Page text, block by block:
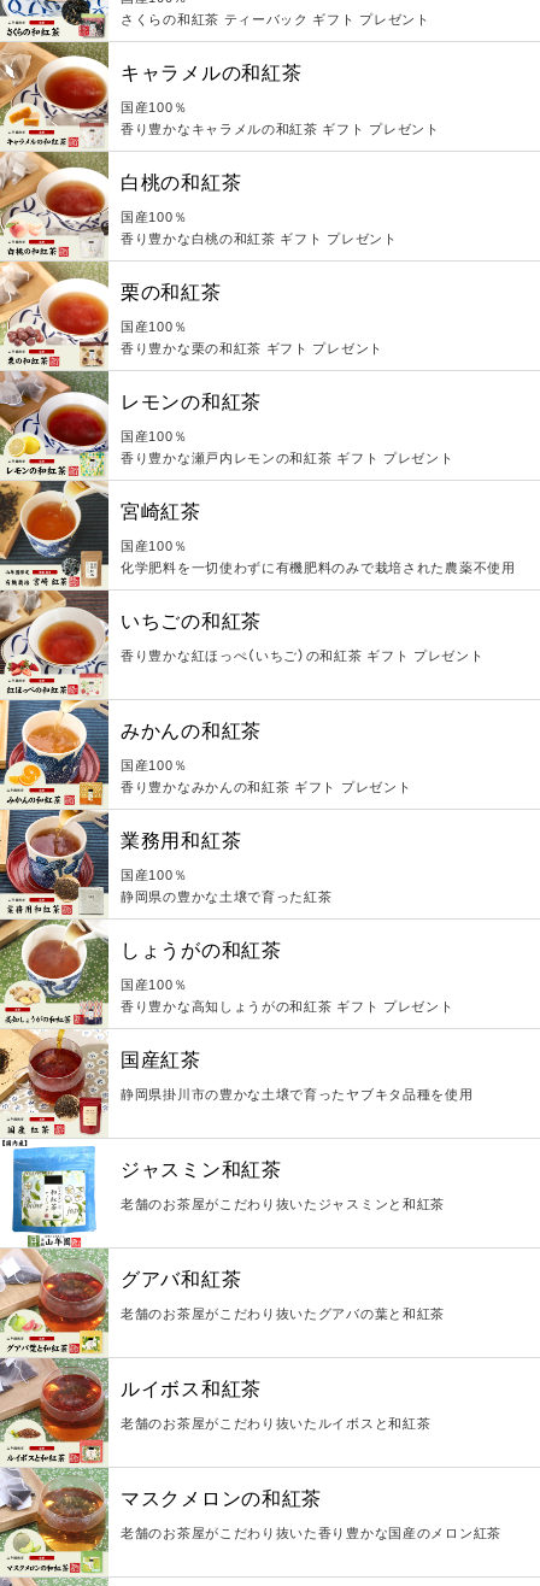
さくらの和紅茶 ティーバック ギフト プレゼント
キャラメルの和紅茶
国産100％
香り豊かなキャラメルの和紅茶 ギフト プレゼント
白桃の和紅茶
国産100％
香り豊かな白桃の和紅茶 ギフト プレゼント
栗の和紅茶
国産100％
香り豊かな栗の和紅茶 ギフト プレゼント
レモンの和紅茶
国産100％
香り豊かな瀬戸内レモンの和紅茶 ギフト プレゼント
宮崎紅茶
国産100％
化学肥料を一切使わずに有機肥料のみで栽培された農薬不使用
いちごの和紅茶
香り豊かな紅ほっぺ（いちご）の和紅茶 ギフト プレゼント
みかんの和紅茶
国産100％
香り豊かなみかんの和紅茶 ギフト プレゼント
業務用和紅茶
国産100％
静岡県の豊かな土壌で育った紅茶
しょうがの和紅茶
国産100％
香り豊かな高知しょうがの和紅茶 ギフト プレゼント
国産紅茶
静岡県掛川市の豊かな土壌で育ったヤブキタ品種を使用
ジャスミン和紅茶
老舗のお茶屋がこだわり抜いたジャスミンと和紅茶
グアバ和紅茶
老舗のお茶屋がこだわり抜いたグアバの葉と和紅茶
ルイボス和紅茶
老舗のお茶屋がこだわり抜いたルイボスと和紅茶
マスクメロンの和紅茶
老舗のお茶屋がこだわり抜いた香り豊かな国産のメロン紅茶